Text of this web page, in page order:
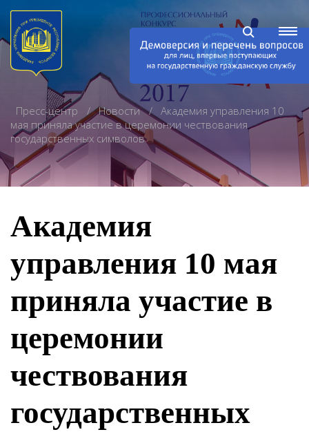
Пресс-центр Новости
Академия управления 10
мая приняла участие в церемонии чествования
государственных символов
Академия
управления 10 мая
приняла участие в
церемонии
чествования
государственных